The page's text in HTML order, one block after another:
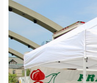
e
b
o
o
k
a